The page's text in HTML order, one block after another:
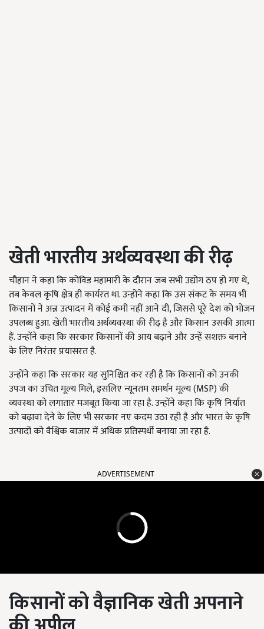
खेती भारतीय अर्थव्यवस्था की रीढ़
चौहान ने कहा कि कोविड महामारी के दौरान जब सभी उद्योग ठप हो गए थे,
तब केवल कृषि क्षेत्र ही कार्यरत था. उन्होंने कहा कि उस संकट के समय भी
किसानों ने अन्न उत्पादन में कोई कमी नहीं आने दी, जिससे पूरे देश को भोजन
उपलब्ध हुआ. खेती भारतीय अर्थव्यवस्था की रीढ़ है और किसान उसकी आत्मा
हैं. उन्होंने कहा कि सरकार किसानों की आय बढ़ाने और उन्हें सशक्त बनाने
के लिए निरंतर प्रयासरत है.
उन्होंने कहा कि सरकार यह सुनिश्चित कर रही है कि किसानों को उनकी
उपज का उचित मूल्य मिले, इसलिए न्यूनतम समर्थन मूल्य (MSP) की
व्यवस्था को लगातार मजबूत किया जा रहा है. उन्होंने कहा कि कृषि निर्यात
को बढ़ावा देने के लिए भी सरकार नए कदम उठा रही है और भारत के कृषि
उत्पादों को वैश्विक बाजार में अधिक प्रतिस्पर्धी बनाया जा रहा है.
ADVERTISEMENT
किसानों को वैज्ञानिक खेती अपनाने